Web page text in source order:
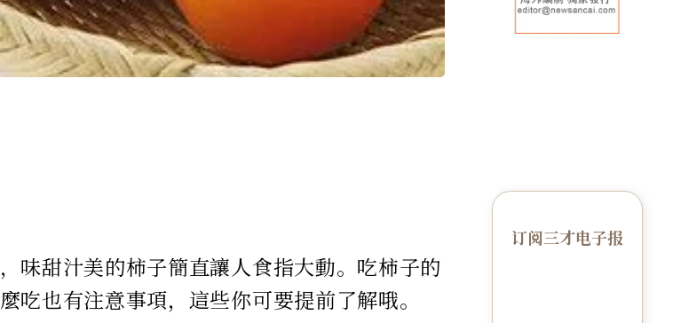
味甜汁美的柿子簡直讓人食指大動。吃柿子的
吃也有注意事項，這些你可要提前了解哦。
订阅三才电子报